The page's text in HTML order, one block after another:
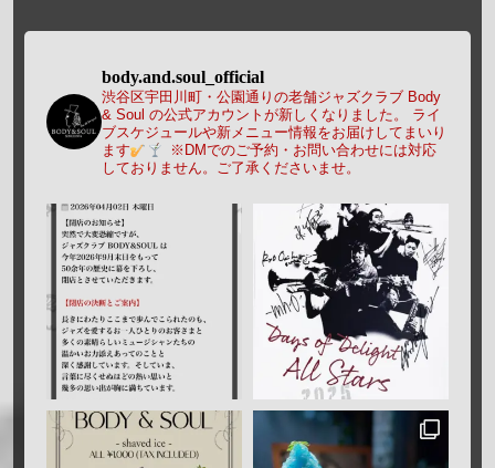
body.and.soul_official
渋谷区宇田川町・公園通りの老舗ジャズクラブ Body
& Soul の公式アカウントが新しくなりました。
ライ
ブスケジュールや新メニュー情報をお届けしてまいり
ます
※DMでのご予約・お問い合わせには対応
しておりません。ご了承くださいませ。